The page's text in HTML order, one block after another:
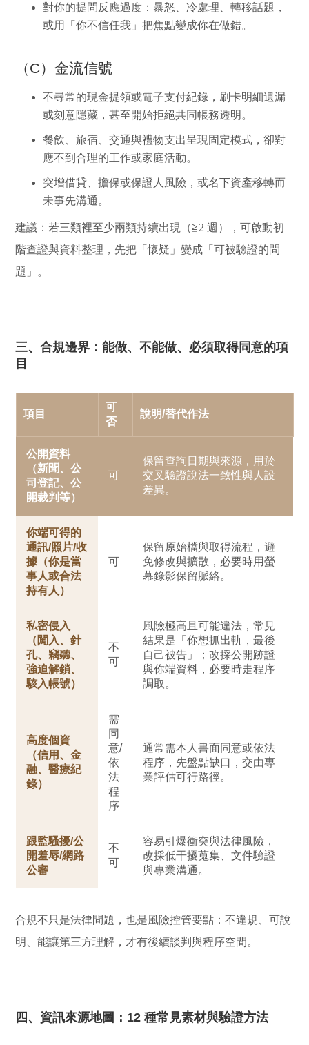
對你的提問反應過度：暴怒、冷處理、轉移話題，
或用「你不信任我」把焦點變成你在做錯。
（C）金流信號
不尋常的現金提領或電子支付紀錄，刷卡明細遺漏
或刻意隱藏，甚至開始拒絕共同帳務透明。
餐飲、旅宿、交通與禮物支出呈現固定模式，卻對
應不到合理的工作或家庭活動。
突增借貸、擔保或保證人風險，或名下資產移轉而
未事先溝通。
建議： 若三類裡至少兩類持續出現（≧2 週），可啟動初
階查證與資料整理，先把「懷疑」變成「可被驗證的問
題」。
三、合規邊界：能做、不能做、必須取得同意的項
目
項目
可
否
說明/替代作法
公開資料
（新聞、公
司登記、公
開裁判等）
可
保留查詢日期與來源，用於
交叉驗證說法一致性與人設
差異。
你端可得的
通訊/照片/收
據（你是當
事人或合法
持有人）
可
保留原始檔與取得流程，避
免修改與擴散，必要時用螢
幕錄影保留脈絡。
私密侵入
（闖入、針
孔、竊聽、
強迫解鎖、
駭入帳號）
不
可
風險極高且可能違法，常見
結果是「你想抓出軌，最後
自己被告」；改採公開跡證
與你端資料，必要時走程序
調取。
高度個資
（信用、金
融、醫療紀
錄）
需
同
意/
依
法
程
序
通常需本人書面同意或依法
程序，先盤點缺口，交由專
業評估可行路徑。
跟監騷擾/公
開羞辱/網路
公審
不
可
容易引爆衝突與法律風險，
改採低干擾蒐集、文件驗證
與專業溝通。
合規不只是法律問題，也是風險控管要點：不違規、可說
明、能讓第三方理解，才有後續談判與程序空間。
四、資訊來源地圖：12 種常見素材與驗證方法